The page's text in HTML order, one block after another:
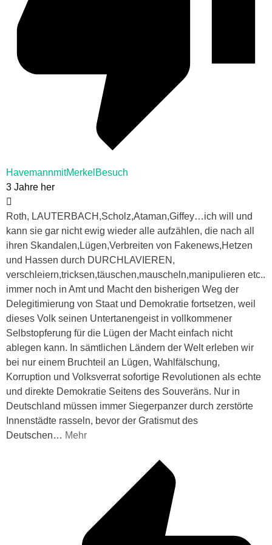
HavemannmitMerkelBesuch
3 Jahre her
Roth, LAUTERBACH,Scholz,Ataman,Giffey…ich will und
kann sie gar nicht ewig wieder alle aufzählen, die nach all
ihren Skandalen,Lügen,Verbreiten von Fakenews,Hetzen
und Hassen durch DURCHLAVIEREN,
verschleiern,tricksen,täuschen,mauscheln,manipulieren etc..
immer noch in Amt und Macht den bisherigen Weg der
Delegitimierung von Staat und Demokratie fortsetzen, weil
dieses Volk seinen Untertanengeist in vollkommener
Selbstopferung für die Lügen der Macht einfach nicht
ablegen kann. In sämtlichen Ländern der Welt erleben wir
bei nur einem Bruchteil an Lügen, Wahlfälschung,
Korruption und Volksverrat sofortige Revolutionen als echte
und direkte Demokratie Seitens des Souveräns. Nur in
Deutschland müssen immer Siegerpanzer durch zerstörte
Innenstädte rasseln, bevor der Gratismut des
Deutschen… Mehr